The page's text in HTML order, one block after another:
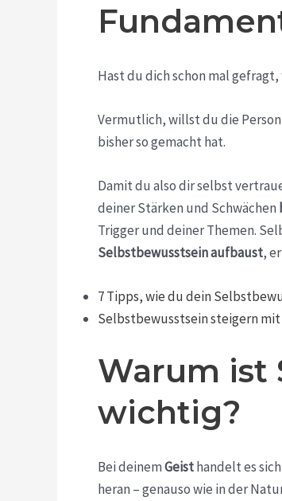
Hast du dich schon mal
Vermutlich, willst du die
bisher so gemacht hat.
Damit du also dir selbst
deiner Stärken und Schwächen
Trigger und deiner Themen.
Selbstbewusstsein aufbaust,
7 Tipps, wie du dein
Selbstbewusstsein steigern
Warum ist
wichtig?
Bei deinemGeisthandelt es
heran – genauso wie in der